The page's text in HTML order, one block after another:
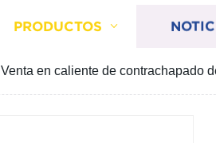
PRODUCTOS
Venta en caliente de contrachapado